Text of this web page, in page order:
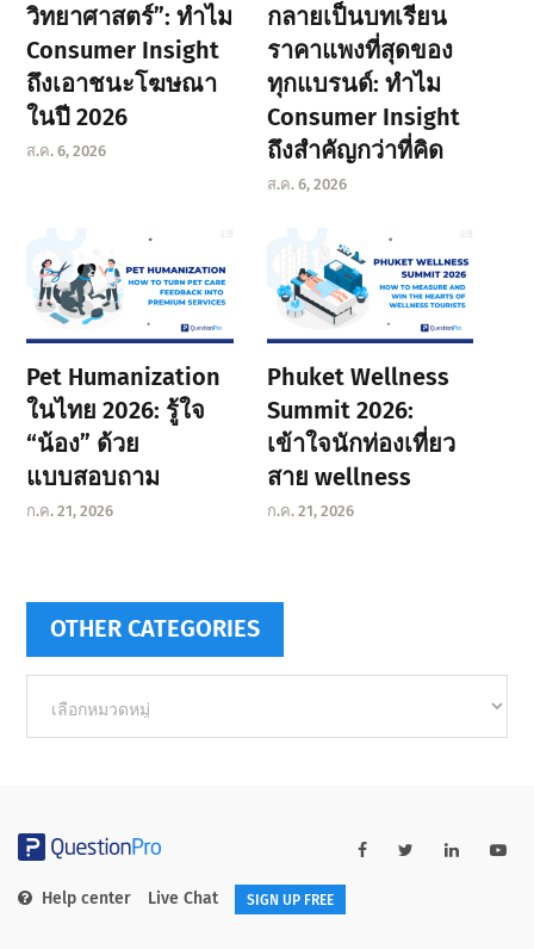
วิทยาศาสตร์”: ทำไม
Consumer Insight
ถึงเอาชนะโฆษณา
ในปี 2026
ส.ค. 6, 2026
กลายเป็นบทเรียน
ราคาแพงที่สุดของ
ทุกแบรนด์: ทำไม
Consumer Insight
ถึงสำคัญกว่าที่คิด
ส.ค. 6, 2026
Pet Humanization
ในไทย 2026: รู้ใจ
“น้อง” ด้วย
แบบสอบถาม
ก.ค. 21, 2026
Phuket Wellness
Summit 2026:
เข้าใจนักท่องเที่ยว
สาย wellness
ก.ค. 21, 2026
OTHER CATEGORIES
categories
Help center Live Chat SIGN UP FREE